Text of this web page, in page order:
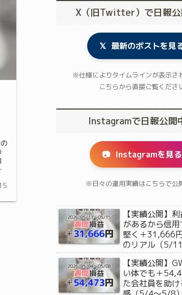
X（旧Twitter）で日報公
𝕏 最新のポストを見
※仕様によりタイムラインが表示さ
こちらから直接ご覧くださ
Instagramで日報公開
📷 Instagramを見る
※日々の運用実績はこちらで公
【実績公開】
があるから信
堅く＋31,666
のリアル（5/
【実績公開】
い体でも＋
た会社員を助